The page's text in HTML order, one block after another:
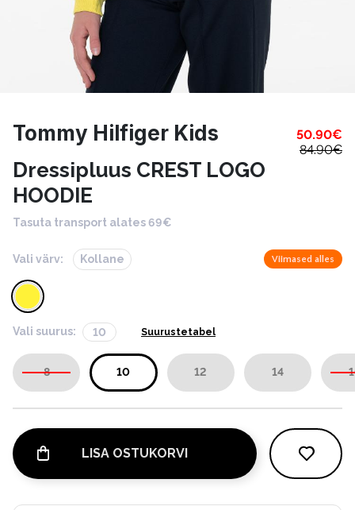
Tommy Hilfiger Kids 50.90€
84.90€
Dressipluus CREST LOGO
HOODIE
Tasuta transport alates 69€
Vali värv: Kollane Viimased alles
Vali suurus: 10 Suurustetabel
8 10 12 14
LISA OSTUKORVI